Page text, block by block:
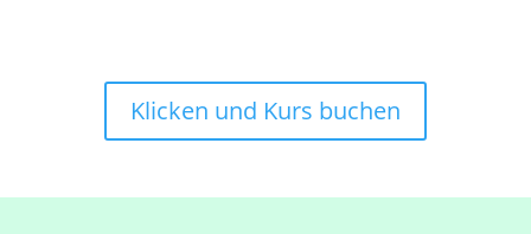
Klicken und Kurs buchen